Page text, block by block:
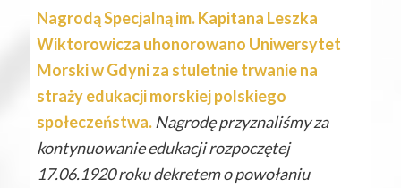
Nagrodą Specjalną im. Kapitana Leszka
Wiktorowicza uhonorowano Uniwersytet
Morski w Gdyni za stuletnie trwanie na
straży edukacji morskiej polskiego
społeczeństwa. Nagrodę przyznaliśmy za
kontynuowanie edukacji rozpoczętej
17.06.1920 roku dekretem o powołaniu